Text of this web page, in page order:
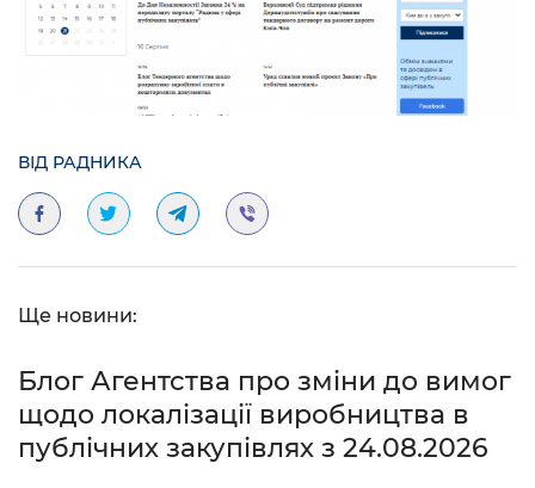
ВІД РАДНИКА
Ще новини:
Блог Агентства про зміни до вимог
щодо локалізації виробництва в
публічних закупівлях з 24.08.2026